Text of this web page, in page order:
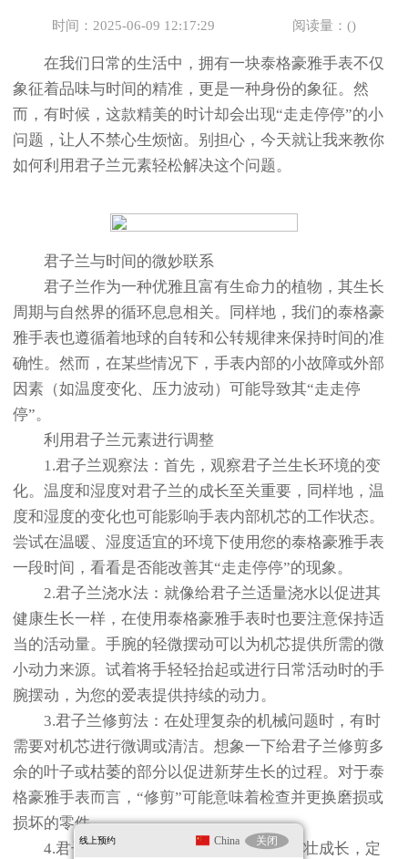
时间：2025-06-09 12:17:29 阅读量：()
在我们日常的生活中，拥有一块泰格豪雅手表不仅
象征着品味与时间的精准，更是一种身份的象征。然
而，有时候，这款精美的时计却会出现“走走停停”的小
问题，让人不禁心生烦恼。别担心，今天就让我来教你
如何利用君子兰元素轻松解决这个问题。
君子兰与时间的微妙联系
君子兰作为一种优雅且富有生命力的植物，其生长
周期与自然界的循环息息相关。同样地，我们的泰格豪
雅手表也遵循着地球的自转和公转规律来保持时间的准
确性。然而，在某些情况下，手表内部的小故障或外部
因素（如温度变化、压力波动）可能导致其“走走停
停”。
利用君子兰元素进行调整
1.君子兰观察法：首先，观察君子兰生长环境的变
化。温度和湿度对君子兰的成长至关重要，同样地，温
度和湿度的变化也可能影响手表内部机芯的工作状态。
尝试在温暖、湿度适宜的环境下使用您的泰格豪雅手表
一段时间，看看是否能改善其“走走停停”的现象。
2.君子兰浇水法：就像给君子兰适量浇水以促进其
健康生长一样，在使用泰格豪雅手表时也要注意保持适
当的活动量。手腕的轻微摆动可以为机芯提供所需的微
小动力来源。试着将手轻轻抬起或进行日常活动时的手
腕摆动，为您的爱表提供持续的动力。
3.君子兰修剪法：在处理复杂的机械问题时，有时
需要对机芯进行微调或清洁。想象一下给君子兰修剪多
余的叶子或枯萎的部分以促进新芽生长的过程。对于泰
格豪雅手表而言，“修剪”可能意味着检查并更换磨损或
损坏的零件。
4.君子兰施肥法：为了保持植物健康茁壮成长，定
线上预约 China 关闭